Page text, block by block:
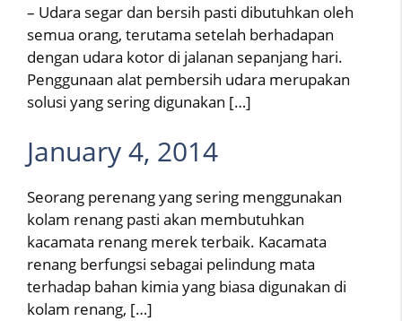
– Udara segar dan bersih pasti dibutuhkan oleh
semua orang, terutama setelah berhadapan
dengan udara kotor di jalanan sepanjang hari.
Penggunaan alat pembersih udara merupakan
solusi yang sering digunakan […]
January 4, 2014
Seorang perenang yang sering menggunakan
kolam renang pasti akan membutuhkan
kacamata renang merek terbaik. Kacamata
renang berfungsi sebagai pelindung mata
terhadap bahan kimia yang biasa digunakan di
kolam renang, […]